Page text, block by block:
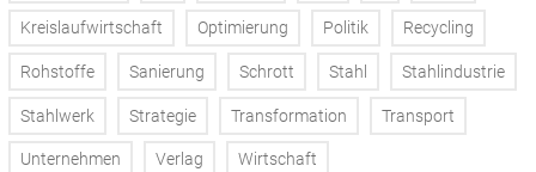
Kreislaufwirtschaft Optimierung Politik Recycling
Rohstoffe Sanierung Schrott Stahl Stahlindustrie
Stahlwerk Strategie Transformation Transport
Unternehmen Verlag Wirtschaft